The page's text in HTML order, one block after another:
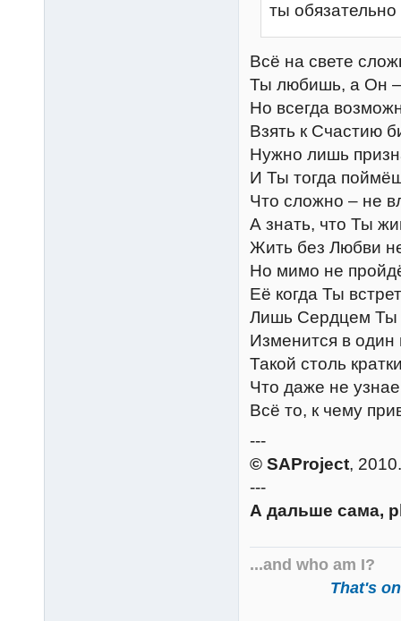
ты
Всё на свете
Ты любишь, а Он –
Но всегда
Взять к Счастию
Нужно лишь
И Ты тогда
Что сложно – не
А знать, что Ты
Жить без Любви
Но мимо не
Её когда Ты
Лишь Сердцем Ты
Изменится в один
Такой столь
Что даже не
Всё то, к чему
---
© SAProject, 2010.
---
А дальше сама,
...and who am I?
That's